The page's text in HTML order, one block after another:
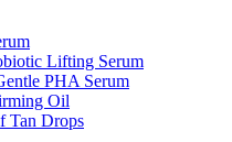
Lifting Serum
PHA Serum
Oil
Tan Drops